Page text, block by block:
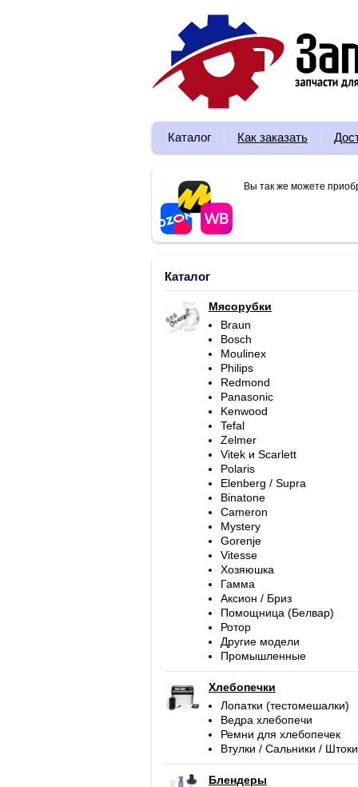
Каталог Как заказать
Вы так же можете
Каталог
Мясорубки
Braun
Bosch
Moulinex
Philips
Redmond
Panasonic
Kenwood
Tefal
Zelmer
Vitek и Scarlett
Polaris
Elenberg / Supra
Binatone
Cameron
Mystery
Gorenje
Vitesse
Хозяюшка
Гамма
Аксион / Бриз
Помощница (Белвар)
Ротор
Другие модели
Промышленные
Хлебопечки
Лопатки (тестомешалки)
Ведра хлебопечи
Ремни для хлебопечек
Втулки / Сальники / Штоки
Блендеры